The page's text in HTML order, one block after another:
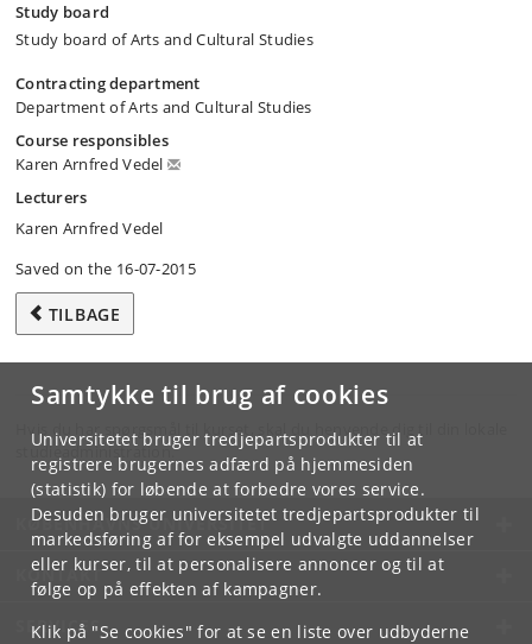
Samtykke til brug af cookies
Universitetet bruger tredjepartsprodukter til at
registrere brugernes adfærd på hjemmesiden
(statistik) for løbende at forbedre vores service.
Desuden bruger universitetet tredjepartsprodukter til
markedsføring af for eksempel udvalgte uddannelser
eller kurser, til at personalisere annoncer og til at
følge op på effekten af kampagner.
Klik på "Se cookies" for at se en liste over udbyderne
Study board
Study board of Arts and Cultural Studies
Contracting department
Department of Arts and Cultural Studies
Course responsibles
Karen Arnfred Vedel
Lecturers
Karen Arnfred Vedel
Saved on the 16-07-2015
TILBAGE
Hvis du har spørgsmål til kurset, skal du henvende dig til din lokale
studieadministration.
KØBENHAVNS UNIVERSITET
KONTAKT
SERVICES